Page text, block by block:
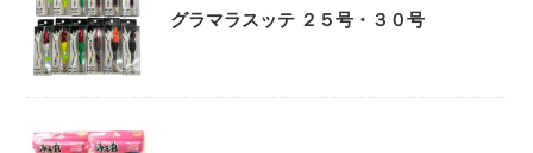
グラマラスッテ ２５号・３０号